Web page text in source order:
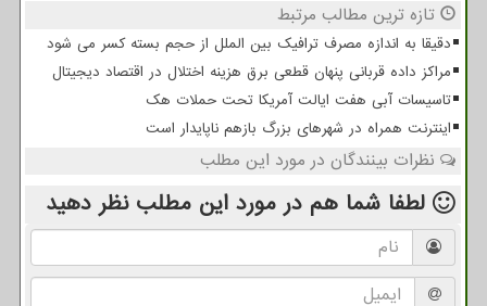
تازه ترین مطالب مرتبط
دقیقا به اندازه مصرف ترافیک بین الملل از حجم بسته کسر می شود
مراکز داده قربانی پنهان قطعی برق هزینه اختلال در اقتصاد دیجیتال
تاسیسات آبی هفت ایالت آمریکا تحت حملات هک
اینترنت همراه در شهرهای بزرگ بازهم ناپایدار است
نظرات بینندگان در مورد این مطلب
لطفا شما هم در مورد این مطلب نظر دهید